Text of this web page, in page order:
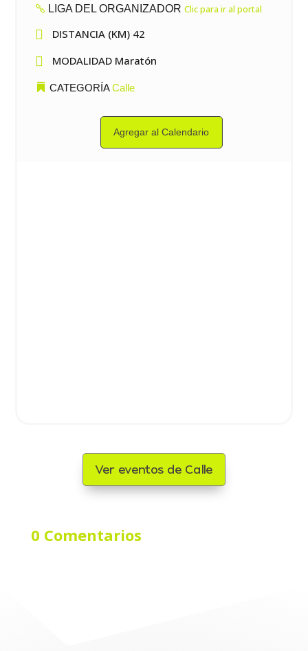
LIGA DEL ORGANIZADOR Clic para ir al portal
 DISTANCIA (KM) 42
 MODALIDAD Maratón
CATEGORÍACalle
Agregar al Calendario
Ver eventos de Calle
0 Comentarios